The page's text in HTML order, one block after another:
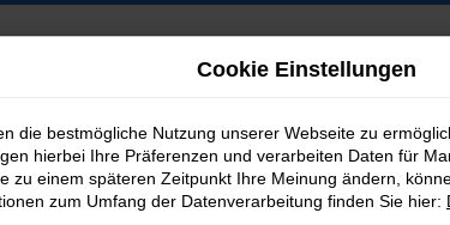
B2B-Shop
Cookie Einstellungen
die bestmögliche Nutzung unserer Webseite zu
hierbei Ihre Präferenzen und verarbeiten Daten für
zu einem späteren Zeitpunkt Ihre Meinung ändern,
zum Umfang der Datenverarbeitung finden Sie hier: